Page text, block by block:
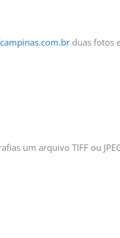
duas fotos
um arquivo TIFF ou